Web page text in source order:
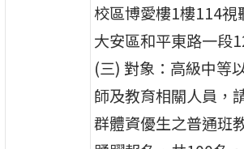
校區博愛樓1樓114視
大安區和平東路一段
(三) 對象：高級中等
師及教育相關人員，
群體資優生之普通班